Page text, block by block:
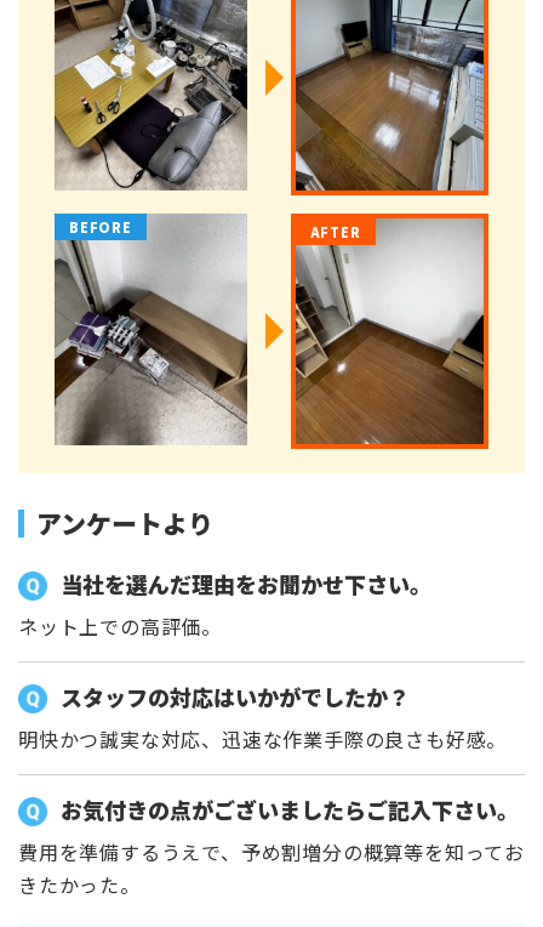
アンケートより
当社を選んだ理由をお聞かせ下さい。
ネット上での高評価。
スタッフの対応はいかがでしたか？
明快かつ誠実な対応、迅速な作業手際の良さも好感。
お気付きの点がございましたらご記入下さい。
費用を準備するうえで、予め割増分の概算等を知ってお
きたかった。